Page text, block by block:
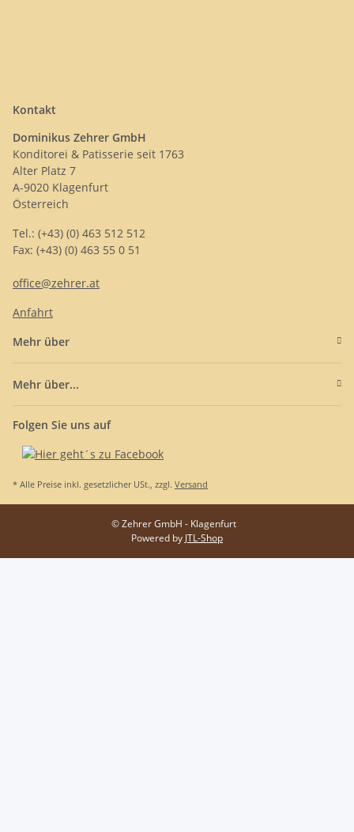
Kontakt
Dominikus Zehrer GmbH
Konditorei & Patisserie seit 1763
Alter Platz 7
A-9020 Klagenfurt
Österreich
Tel.: (+43) (0) 463 512 512
Fax: (+43) (0) 463 55 0 51
office@zehrer.at
Anfahrt
Mehr über
Mehr über...
Folgen Sie uns auf
* Alle Preise inkl. gesetzlicher USt., zzgl. Versand
© Zehrer GmbH - Klagenfurt
Powered by JTL-Shop